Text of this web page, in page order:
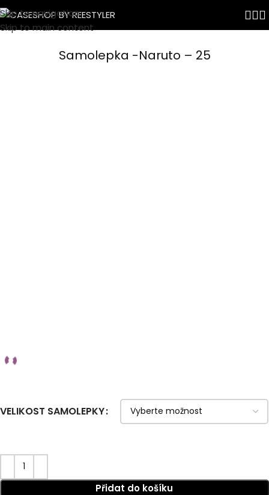
Skip to navigation
Skip to main content
Samolepka -Naruto – 25
VELIKOST SAMOLEPKY
Přidat do košíku